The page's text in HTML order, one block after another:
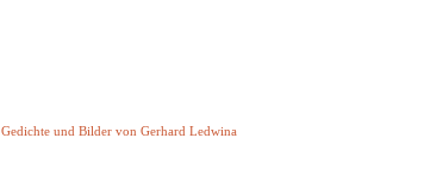
Gedichte und Bilder von Gerhard Ledwina